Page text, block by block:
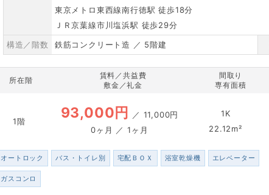
東京メトロ東西線南行徳駅 徒歩18分
ＪＲ京葉線市川塩浜駅 徒歩29分
構造／階数
鉄筋コンクリート造 ／ 5階建
所在階
賃料／共益費
敷金／礼金
間取り
専有面積
1階 93,000円 ／ 11,000円
0ヶ月 ／ 1ヶ月
1K
22.12m²
オートロック バス・トイレ別 宅配ＢＯＸ 浴室乾燥機 エレベーター
ガスコンロ